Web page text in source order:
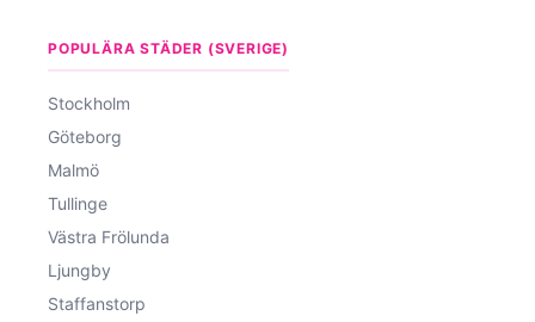
POPULÄRA STÄDER (SVERIGE)
Stockholm
Göteborg
Malmö
Tullinge
Västra Frölunda
Ljungby
Staffanstorp